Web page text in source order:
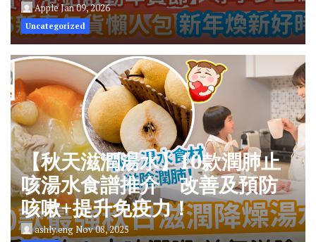
AppleJan 09, 2026
Uncategorized
【秋天滋潤湯水】10款潤肺止
咳湯水食譜推介 改善及預防
咳嗽+提升免疫力！
ashly.engNov 08, 2025